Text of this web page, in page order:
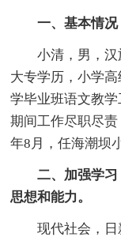
一、基本情况
小清，男，汉族
大专学历，小学
学毕业班语文教
期间工作尽职尽
年8月，任海潮坝
二、加强学习
思想和能力。
现代社会，日